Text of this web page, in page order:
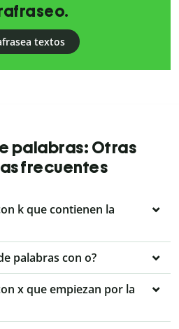
textos
palabras: Otras
frecuentes
k que contienen la
palabras con o?
x que empiezan por la